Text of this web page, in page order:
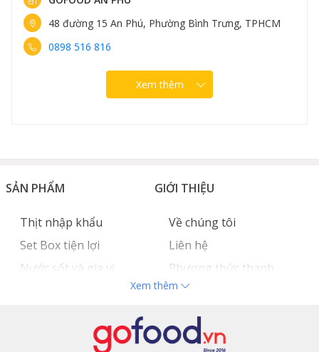
48 đường 15 An Phú, Phường Bình Trưng, TPHCM
0898 516 816
Xem thêm
SẢN PHẨM
Thịt nhập khẩu
Set Box tiện lợi
Nước sốt và gia vị
GIỚI THIỆU
Về chúng tôi
Liên hệ
Phương thức thanh
toán
Tuyển dụng
Xem thêm